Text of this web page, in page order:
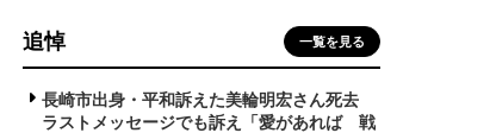
追悼 一覧を見る
長崎市出身・平和訴えた美輪明宏さん死去
ラストメッセージでも訴え「愛があれば 戦